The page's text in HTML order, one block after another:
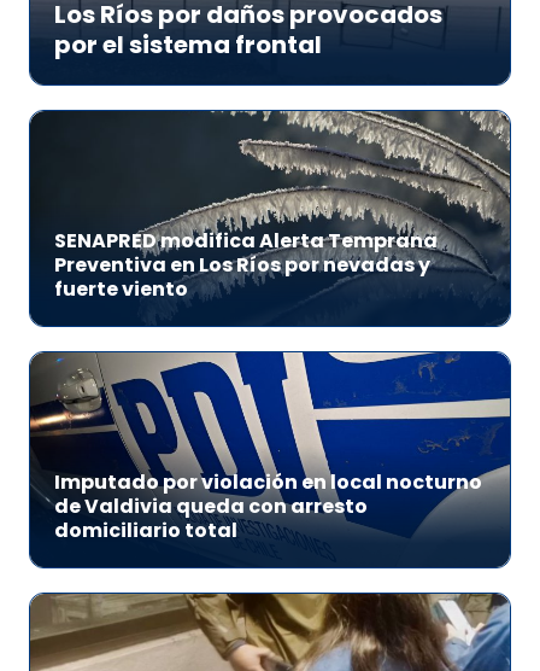
Los Ríos por daños provocados
por el sistema frontal
SENAPRED modifica Alerta Temprana
Preventiva en Los Ríos por nevadas y
fuerte viento
Imputado por violación en local nocturno
de Valdivia queda con arresto
domiciliario total